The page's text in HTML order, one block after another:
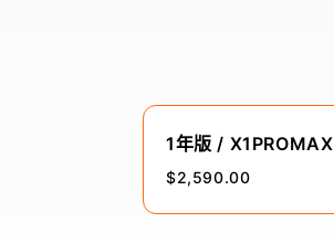
1年版 / X1PROMAX
$2,590.00